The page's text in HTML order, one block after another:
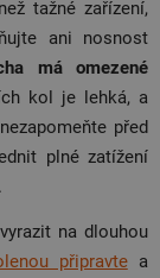
tažné zařízení,
ani nosnost
má omezené
kol je lehká, a
před
plné zatížení
na dlouhou
připravtea